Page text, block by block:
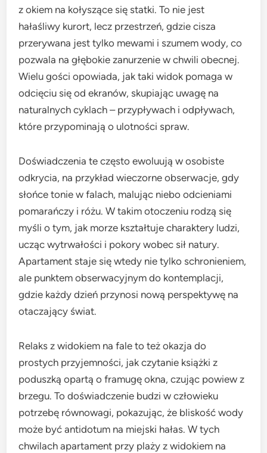
z okiem na kołyszące się statki. To nie jest
hałaśliwy kurort, lecz przestrzeń, gdzie cisza
przerywana jest tylko mewami i szumem wody, co
pozwala na głębokie zanurzenie w chwili obecnej.
Wielu gości opowiada, jak taki widok pomaga w
odcięciu się od ekranów, skupiając uwagę na
naturalnych cyklach – przypływach i odpływach,
które przypominają o ulotności spraw.
Doświadczenia te często ewoluują w osobiste
odkrycia, na przykład wieczorne obserwacje, gdy
słońce tonie w falach, malując niebo odcieniami
pomarańczy i różu. W takim otoczeniu rodzą się
myśli o tym, jak morze kształtuje charaktery ludzi,
ucząc wytrwałości i pokory wobec sił natury.
Apartament staje się wtedy nie tylko schronieniem,
ale punktem obserwacyjnym do kontemplacji,
gdzie każdy dzień przynosi nową perspektywę na
otaczający świat.
Relaks z widokiem na fale to też okazja do
prostych przyjemności, jak czytanie książki z
poduszką opartą o framugę okna, czując powiew z
brzegu. To doświadczenie budzi w człowieku
potrzebę równowagi, pokazując, że bliskość wody
może być antidotum na miejski hałas. W tych
chwilach apartament przy plaży z widokiem na